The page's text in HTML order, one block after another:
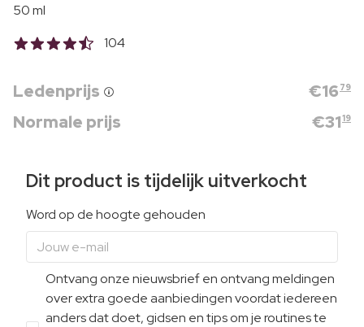
50 ml
104
Ledenprijs €16 79
Normale prijs €3119
Dit product is tijdelijk uitverkocht
Word op de hoogte gehouden
Ontvang onze nieuwsbrief en ontvang meldingen
over extra goede aanbiedingen voordat iedereen
anders dat doet, gidsen en tips om je routines te